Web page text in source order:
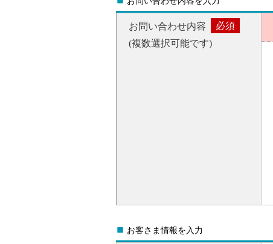
必須
お問い合わせ内容
(複数選択可能です)
Ö お客さま情報を入力